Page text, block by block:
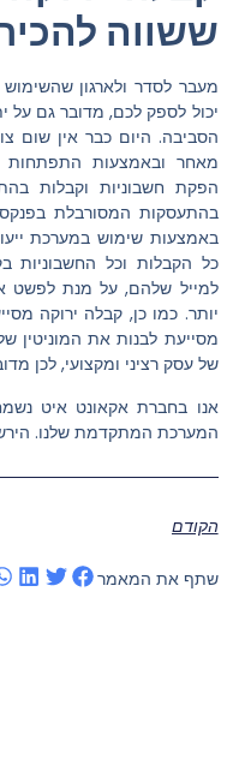
ששווה
מעבר לסדר ולארגון
יכול לספק לכם, מדובר גם על
הסביבה. היום כבר אין שום
מאחר ובאמצעות התפתחות
הפקת חשבוניות וקבלות
בהתעסקות המסורבלת
באמצעות שימוש במערכת
כל הקבלות וכל החשבוניות
למייל שלהם, על מנת לפשט
יותר. כמו כן, קבלה ירוקה
מסייעת לבנות את
של עסק רציני ומקצועי, לכן
אנו בחברת אקאונט איט
המערכת המתקדמת שלנו.
הקודם
שתף את המאמר